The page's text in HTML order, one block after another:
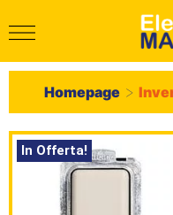
Homepage >
In Offerta!